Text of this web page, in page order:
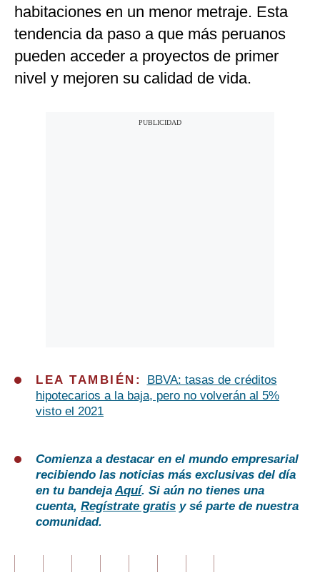
habitaciones en un menor metraje. Esta
tendencia da paso a que más peruanos
pueden acceder a proyectos de primer
nivel y mejoren su calidad de vida.
LEA TAMBIÉN:
BBVA: tasas de créditos
hipotecarios a la baja, pero no volverán al 5%
visto el 2021
Comienza a destacar en el mundo empresarial
recibiendo las noticias más exclusivas del día
en tu bandejaAquí. Si aún no tienes una
cuenta, Regístrate gratis y sé parte de nuestra
comunidad.